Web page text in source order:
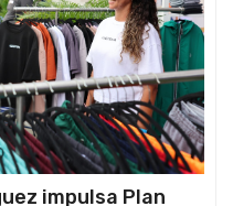
impulsa Plan